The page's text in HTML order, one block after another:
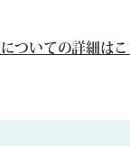
ついての詳細は